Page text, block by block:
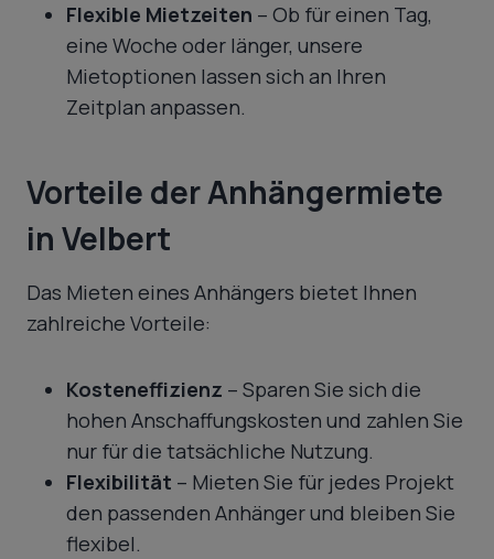
Flexible Mietzeiten – Ob für einen Tag,
eine Woche oder länger, unsere
Mietoptionen lassen sich an Ihren
Zeitplan anpassen.
Vorteile der Anhängermiete
in Velbert
Das Mieten eines Anhängers bietet Ihnen
zahlreiche Vorteile:
Kosteneffizienz – Sparen Sie sich die
hohen Anschaffungskosten und zahlen Sie
nur für die tatsächliche Nutzung.
Flexibilität – Mieten Sie für jedes Projekt
den passenden Anhänger und bleiben Sie
flexibel.